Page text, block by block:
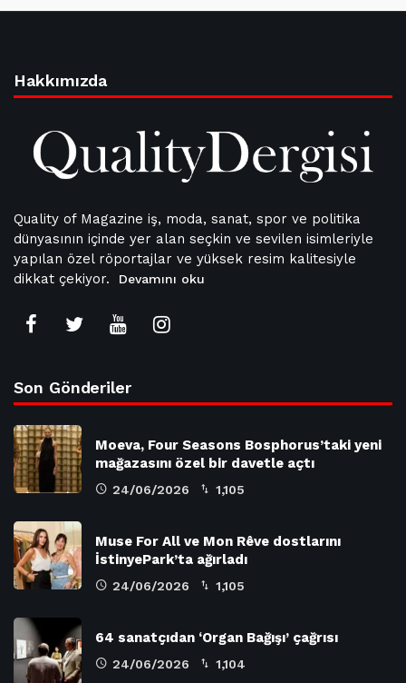
Hakkımızda
Quality of Magazine iş, moda, sanat, spor ve politika
dünyasının içinde yer alan seçkin ve sevilen isimleriyle
yapılan özel röportajlar ve yüksek resim kalitesiyle
dikkat çekiyor.
Devamını oku
Son Gönderiler
Moeva, Four Seasons Bosphorus’taki yeni
mağazasını özel bir davetle açtı
24/06/2026 1,105
Muse For All ve Mon Rêve dostlarını
İstinyePark’ta ağırladı
24/06/2026 1,105
64 sanatçıdan ‘Organ Bağışı’ çağrısı
24/06/2026 1,104